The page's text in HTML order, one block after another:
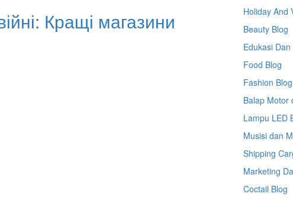
Кращі магазини
Holiday And
Beauty Blog
Edukasi
Food Blog
Fashion Blog
Balap Motor
Lampu LED
Musisi dan
Shipping
Marketing
Coctail Blog